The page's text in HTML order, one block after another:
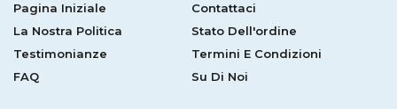
Pagina Iniziale
Contattaci
La Nostra Politica
Stato Dell'ordine
Testimonianze
Termini E Condizioni
FAQ
Su Di Noi